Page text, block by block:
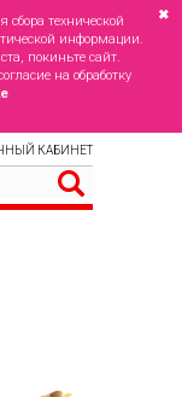
технической
информации.
покиньте сайт.
на обработку
✖
КАБИНЕТ